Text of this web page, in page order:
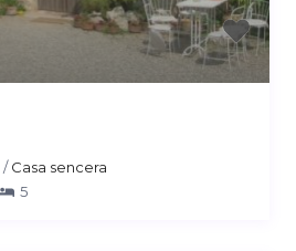
/Casa sencera
5